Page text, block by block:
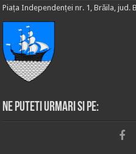
Piața Independenței nr. 1, Brăila, jud.
Ne puteti urmari si pe: